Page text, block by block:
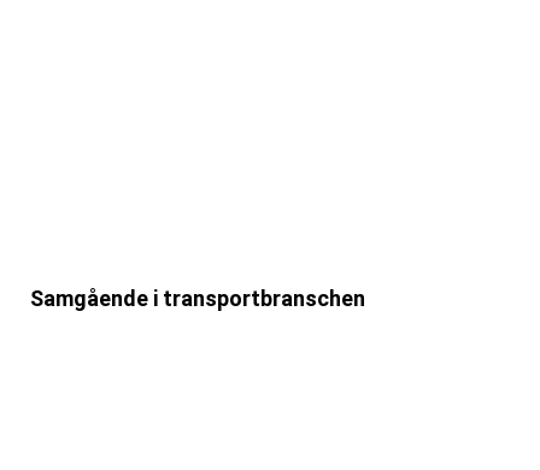
Samgående i transportbranschen